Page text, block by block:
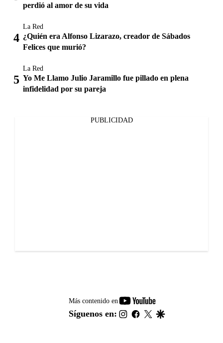
perdió al amor de su vida
La Red
¿Quién era Alfonso Lizarazo, creador de Sábados
Felices que murió?
La Red
Yo Me Llamo Julio Jaramillo fue pillado en plena
infidelidad por su pareja
PUBLICIDAD
Más contenido en
youtube-
footer
Síguenos en: instagram
facebook
twitter